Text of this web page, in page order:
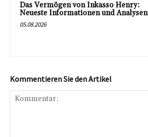
Das Vermögen von Inkasso Henry:
Neueste Informationen und Analysen
05.08.2026
Kommentieren Sie den Artikel